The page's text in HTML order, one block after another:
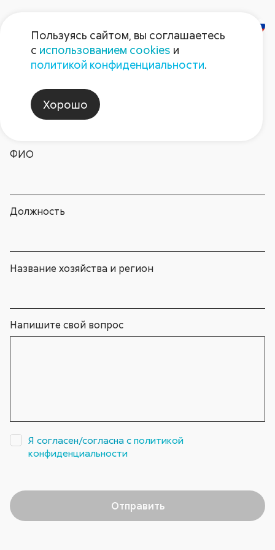
Задайте вопрос для
картофеля в вопросах и
ответах»
ФИО
Должность
Название хозяйства и регион
Напишите свой вопрос
Я согласен/согласна сполитикой
конфиденциальности
Отправить
Пользуясь сайтом, вы соглашаетесь
с использованием cookies и
политикой конфиденциальности.
Хорошо